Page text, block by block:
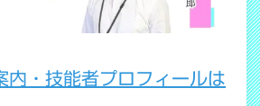
内・技能者プロフィールは